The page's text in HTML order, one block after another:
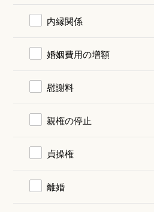
内縁関係
婚姻費用の増額
慰謝料
親権の停止
貞操権
離婚